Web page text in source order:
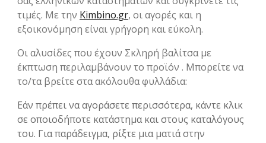
τιμές. Με την Kimbino.gr, οι αγορές και η
εξοικονόμηση είναι γρήγορη και εύκολη.
Οι αλυσίδες που έχουν Σκληρή βαλίτσα με
έκπτωση περιλαμβάνουν το προϊόν . Μπορείτε να
το/τα βρείτε στα ακόλουθα φυλλάδια:
Εάν πρέπει να αγοράσετε περισσότερα, κάντε κλικ
σε οποιοδήποτε κατάστημα και στους καταλόγους
του. Για παράδειγμα, ρίξτε μια ματιά στην